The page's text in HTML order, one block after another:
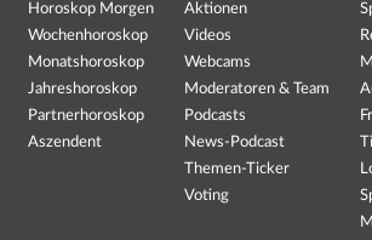
Horoskop Morgen
Wochenhoroskop
Monatshoroskop
Jahreshoroskop
Partnerhoroskop
Aszendent
Aktionen
Videos
Webcams
Moderatoren & Team
Podcasts
News-Podcast
Themen-Ticker
Voting